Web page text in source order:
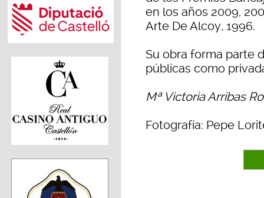
en los años 2009,
Arte De Alcoy, 1996.
Su obra forma parte
públicas como
Mª Victoria Arribas
Fotografía: Pepe